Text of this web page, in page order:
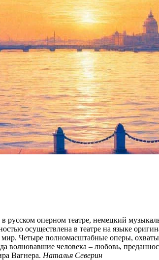
русском оперном театре, немецкий
осуществлена в театре на языке
мир. Четыре полномасштабные оперы,
человека – любовь,
Вагнера. Наталья Северин